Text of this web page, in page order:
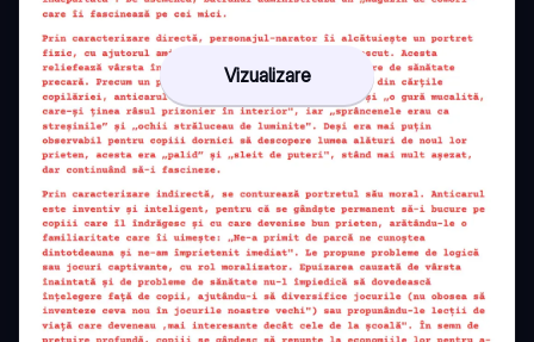
Vizualizare